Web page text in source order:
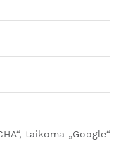
taikoma „Google“